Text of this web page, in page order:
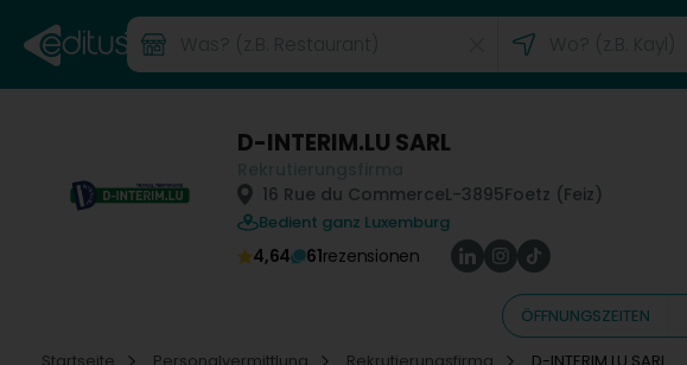
D-INTERIM.LU SARL
16 Rue du CommerceL-3895Foetz (Feiz)
Bedient ganz Luxemburg
4,64 61rezensionen
ÖFFNUNGSZEITEN